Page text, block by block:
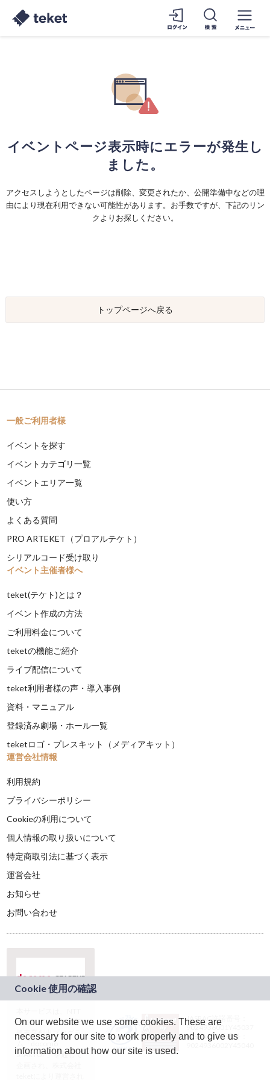
イベントページ表示時にエラーが発生し
ました。
アクセスしようとしたページは削除、変更されたか、公開準備中などの理
由により現在利用できない可能性があります。お手数ですが、下記のリン
クよりお探しください。
トップページへ戻る
一般ご利用者様
イベントを探す
イベントカテゴリ一覧
イベントエリア一覧
使い方
よくある質問
PRO ARTEKET（プロアルテケト）
シリアルコード受け取り
イベント主催者様へ
teket(テケト)とは？
イベント作成の方法
ご利用料金について
teketの機能ご紹介
ライブ配信について
teket利用者様の声・導入事例
資料・マニュアル
登録済み劇場・ホール一覧
teketロゴ・プレスキット（メディアキット）
運営会社情報
利用規約
プライバシーポリシー
Cookieの利用について
個人情報の取り扱いについて
特定商取引法に基づく表示
運営会社
お知らせ
お問い合わせ
ドコモグループの新
規事業創出プログラ
ム「docomo
STARTUP」を通じて
JASRAC許諾番号：
9024936001Y45037
JASRAC許諾番号：
On our website we use some cookies. These are
necessary for our site to work properly and to give us
information about how our site is used.